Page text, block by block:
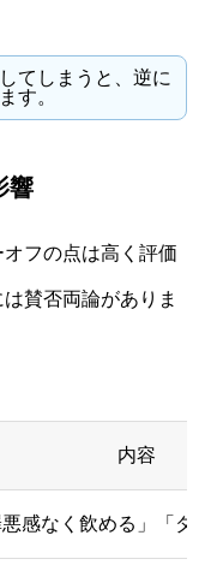
てしまうと、逆に
す。
響
フの点は高く評価
賛否両論がありま
内容
悪感なく飲める」「ダ